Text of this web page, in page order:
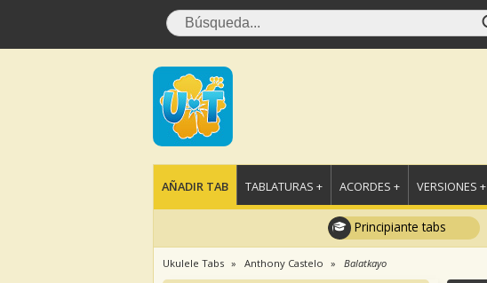
AÑADIR TAB TABLATURAS + ACORDES + VERSIONES +
Principiante tabs
Ukulele Tabs Anthony Castelo Balatkayo